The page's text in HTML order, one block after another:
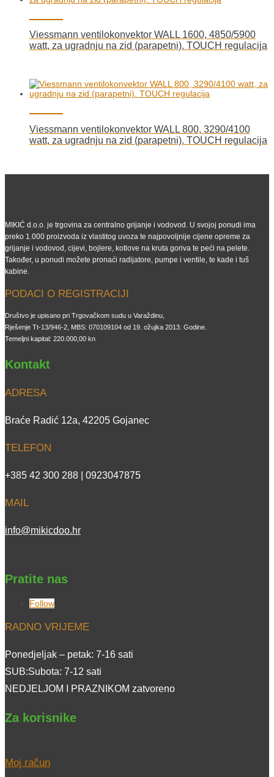
Viessmann ventilokonvektor WALL 1600, 4850/5900
watt, za ugradnju na zid (parapetni). TOUCH regulacija
Viessmann ventilokonvektor WALL 800, 3290/4100
watt, za ugradnju na zid (parapetni). TOUCH regulacija
MIKIĆ d.o.o. je trgovina za centralno grijanje i vodovod. U svojoj ponudi ima
preko 1.000 proizvoda iz vlastitog uvoza te najpovoljnije cijene opreme za
grijanje i vodovod, cijevi, bojlere, kotlove na kruta goriva te peći na pelete.
Također, u ponudi možete pronaći radijatore, pumpe i ventile, te kade i tuš
kabine.
PODACI O REGISTRACIJI
Društvo je upisano pri Trgovačkom sudu u Varaždinu,
Rješenje Tt-13/946-2, MBS: 070109104 od 19. ožujka 2013. Godine.
Temeljni kapital: 220.000,00 kn
Kontakt
ADRESA
Braće Radić 12a, 42205 Gojanec
TELEFON
+385 42 300 288 | 0923047875
MAIL
info@mikicdoo.hr
Pratite nas
Follow
RADNO VRIJEME
Ponedjeljak – petak: 7-16 sati
SUB:Subota: 7-12 sati
NEDJELJOM I PRAZNIKOM zatvoreno
Za korisnike
Moj račun